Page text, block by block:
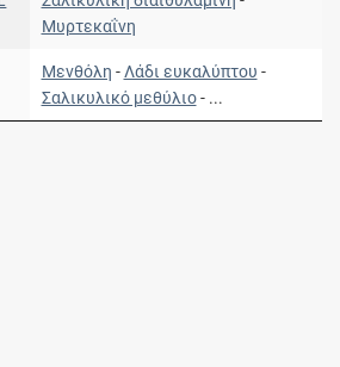
Μυρτεκαΐνη
Μενθόλη - Λάδι ευκαλύπτου -
Σαλικυλικό μεθύλιο- ...